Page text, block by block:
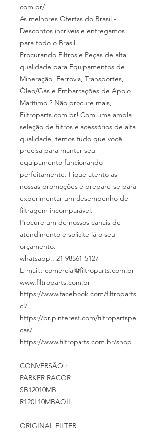
com.br/
As melhores Ofertas do Brasil -
Descontos incríveis e entregamos
para todo o Brasil.
Procurando Filtros e Peças de alta
qualidade para Equipamentos de
Mineração, Ferrovia, Transportes,
Óleo/Gás e Embarcações de Apoio
Marítimo.? Não procure mais,
Filtroparts.com.br! Com uma ampla
seleção de filtros e acessórios de alta
qualidade, temos tudo que você
precisa para manter seu
equipamento funcionando
perfeitamente. Fique atento as
nossas promoções e prepare-se para
experimentar um desempenho de
filtragem incomparável.
Procure um de nossos canais de
atendimento e solicite já o seu
orçamento.
whatsapp.: 21 98561-5127
E-mail.: comercial@filtroparts.com.br
www.filtroparts.com.br
https://www.facebook.com/filtroparts.
cl/
https://br.pinterest.com/filtropartspe
cas/
https://www.filtroparts.com.br/shop
CONVERSÃO.:
PARKER RACOR
SB12010MB
R120L10MBAQII
ORIGINAL FILTER